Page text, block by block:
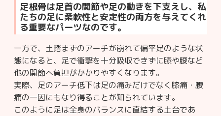
足根骨は足首の関節や足の動きを下支えし、私
たちの足に柔軟性と安定性の両方を与えてくれ
る重要なパーツなのです。
一方で、土踏まずのアーチが崩れて偏平足のような状
態になると、足で衝撃を十分吸収できずに膝や腰など
他の関節へ負担がかかりやすくなります。
実際、足のアーチ低下は足の痛みだけでなく膝痛・腰
痛の一因にもなり得ることが知られています。
このように足は全身のバランスに直結する土台であ